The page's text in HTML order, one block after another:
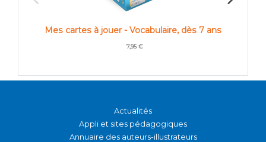
Mes cartes à jouer - Vocabulaire, dès 7 ans
7,95 €
Actualités
Appli et sites pédagogiques
Annuaire des auteurs-illustrateurs